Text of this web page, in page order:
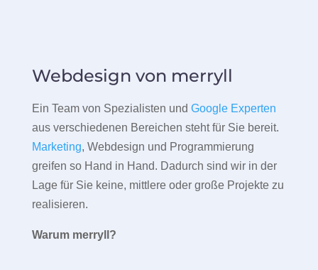
Webdesign von merryll
Ein Team von Spezialisten und Google Experten
aus verschiedenen Bereichen steht für Sie bereit.
Marketing, Webdesign und Programmierung
greifen so Hand in Hand. Dadurch sind wir in der
Lage für Sie keine, mittlere oder große Projekte zu
realisieren.
Warum merryll?